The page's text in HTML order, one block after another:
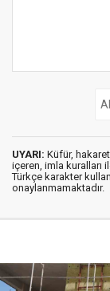
UYARI: Küfür,
içeren, imla kuralları
Türkçe karakter
onaylanmamaktadır.